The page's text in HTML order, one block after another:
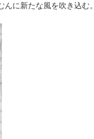
に新たな風を吹き込む。